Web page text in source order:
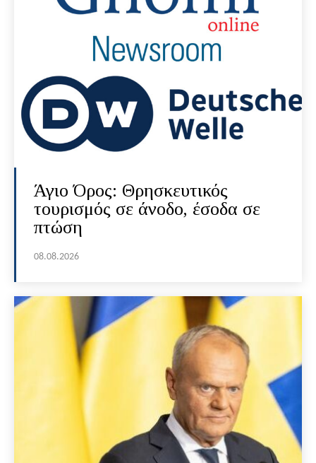
Άγιο Όρος: Θρησκευτικός
τουρισμός σε άνοδο, έσοδα σε
πτώση
08.08.2026